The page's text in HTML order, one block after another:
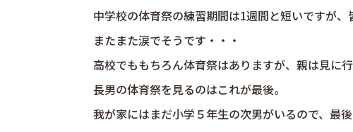
中学校の体育祭の練習期間は1週間と短いですが、
またまた涙でそうです・・・
高校でももちろん体育祭はありますが、親は見に行
長男の体育祭を見るのはこれが最後。
我が家にはまだ小学５年生の次男がいるので、最